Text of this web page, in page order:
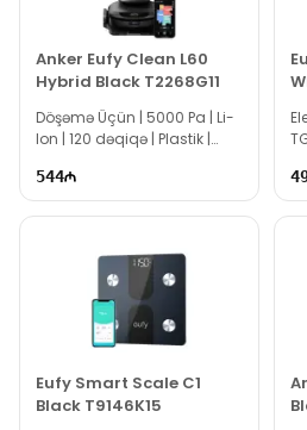
mağazasında nəğd və
bilərsiniz.
Anker Eufy Clean L60
Hybrid Black T2268G11
Döşəmə Üçün | 5000 Pa | Li-
Ion | 120 dəqiqə | Plastik |
544
Eufy Smart Scale C1
Black T9146K15